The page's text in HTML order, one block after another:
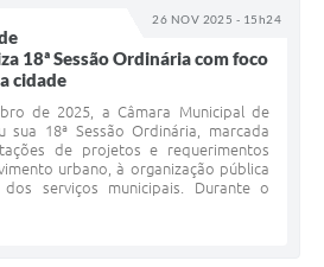
26 NOV 2025 - 15h24
18ª Sessão Ordinária com foco
cidade
de 2025, a Câmara Municipal de
sua 18ª Sessão Ordinária, marcada
de projetos e requerimentos
urbano, à organização pública
serviços municipais. Durante o